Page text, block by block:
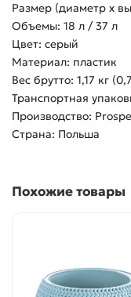
Размер (диаметр х
Объемы: 18 л / 37 л
Цвет: серый
Материал: пластик
Вес брутто: 1,17 кг
Транспортная
Производство:
Страна: Польша
Похожие товары